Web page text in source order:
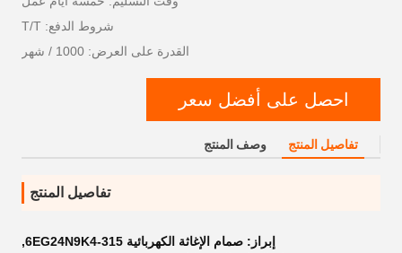
شروط الدفع: T/T
القدرة على العرض: 1000 / شهر
احصل على أفضل سعر
تفاصيل المنتج وصف المنتج
تفاصيل المنتج
إبراز: صمام الإغاثة الكهربائية 315-6EG24N9K4
,